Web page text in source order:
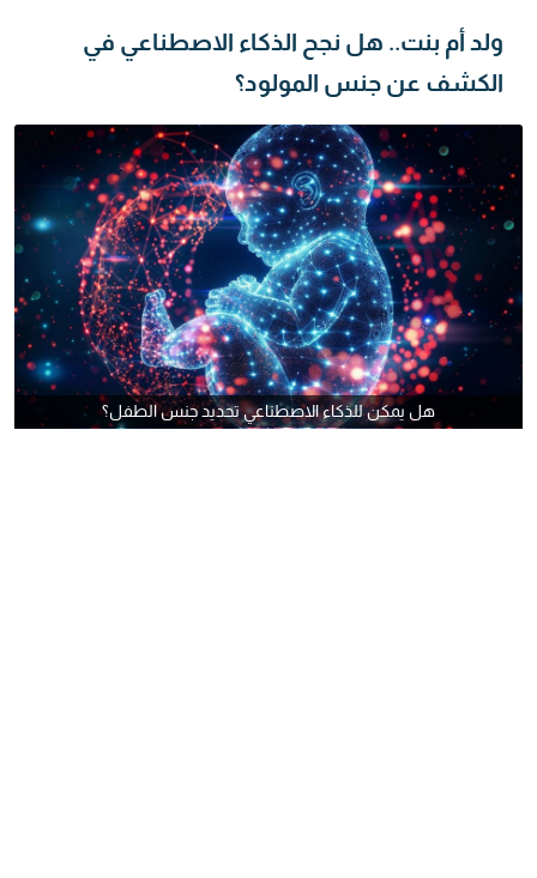
ولد أم بنت.. هل نجح الذكاء الاصطناعي في
الكشف عن جنس المولود؟
هل يمكن للذكاء الاصطناعي تحديد جنس الطفل؟